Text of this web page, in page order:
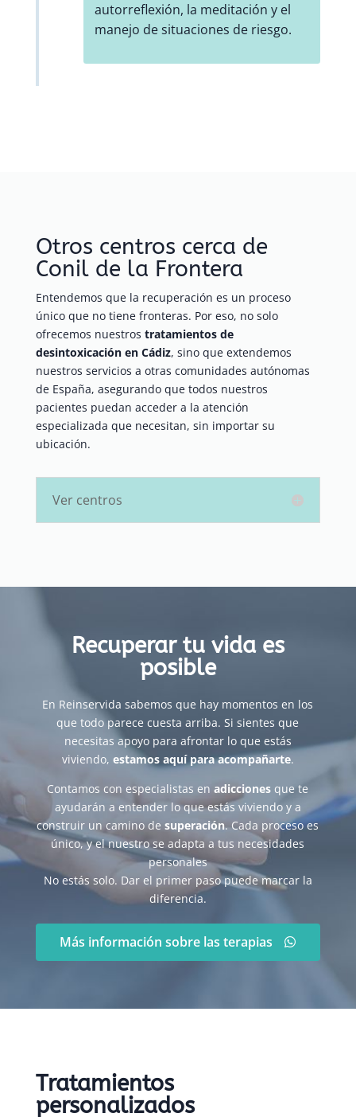
autorreflexión, la meditación y el
manejo de situaciones de riesgo.
Otros centros cerca de
Conil de la Frontera
Entendemos que la recuperación es un proceso
único que no tiene fronteras. Por eso, no solo
ofrecemos nuestros tratamientos de
desintoxicación en Cádiz, sino que extendemos
nuestros servicios a otras comunidades autónomas
de España, asegurando que todos nuestros
pacientes puedan acceder a la atención
especializada que necesitan, sin importar su
ubicación.
Ver centros
Recuperar tu vida es
posible
En Reinservida sabemos que hay momentos en los
que todo parece cuesta arriba. Si sientes que
necesitas apoyo para afrontar lo que estás
viviendo, estamos aquí para acompañarte.
Contamos con especialistas enadicciones que te
ayudarán a entender lo que estás viviendo y a
construir un camino desuperación. Cada proceso es
único, y el nuestro se adapta a tus necesidades
personales
No estás solo. Dar el primer paso puede marcar la
diferencia.
Más información sobre las terapias
Tratamientos
personalizados